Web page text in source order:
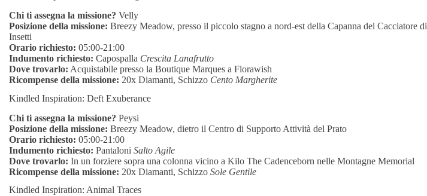
Chi ti assegna la missione? Velly
Posizione della missione: Breezy Meadow, presso il piccolo stagno a nord-est della Capanna del Cacciatore di
Insetti
Orario richiesto: 05:00-21:00
Indumento richiesto: Capospalla Crescita Lanafrutto
Dove trovarlo: Acquistabile presso la Boutique Marques a Florawish
Ricompense della missione: 20x Diamanti, Schizzo Cento Margherite
Kindled Inspiration: Deft Exuberance
Chi ti assegna la missione? Peysi
Posizione della missione: Breezy Meadow, dietro il Centro di Supporto Attività del Prato
Orario richiesto: 05:00-21:00
Indumento richiesto: Pantaloni Salto Agile
Dove trovarlo: In un forziere sopra una colonna vicino a Kilo The Cadenceborn nelle Montagne Memorial
Ricompense della missione: 20x Diamanti, Schizzo Sole Gentile
Kindled Inspiration: Animal Traces